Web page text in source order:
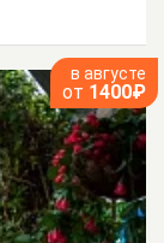
в августе
от 1400₽